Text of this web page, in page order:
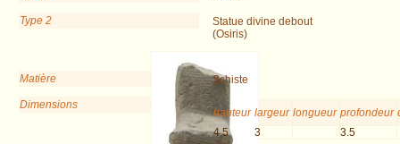
Type 2
Statue divine debout
(Osiris)
Matière
Schiste
Dimensions
hauteur largeur longueur profondeur
4.5
3 3.5